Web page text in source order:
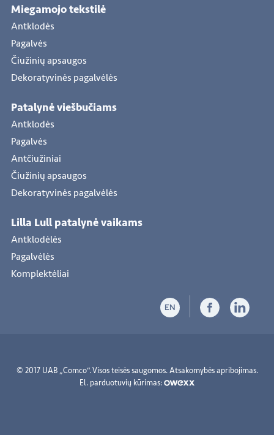
Miegamojo tekstilė
Antklodės
Pagalvės
Čiužinių apsaugos
Dekoratyvinės pagalvėlės
Patalynė viešbučiams
Antklodės
Pagalvės
Antčiužiniai
Čiužinių apsaugos
Dekoratyvinės pagalvėlės
Lilla Lull patalynė vaikams
Antklodėlės
Pagalvėlės
Komplektėliai
EN
© 2017 UAB „Comco“. Visos teisės saugomos.Atsakomybės apribojimas.
El. parduotuvių kūrimas: